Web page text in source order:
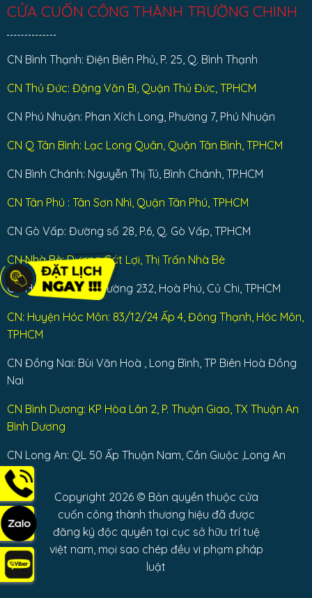
CỬA CUỐN CÔNG THÀNH TRƯỜNG CHINH
CN Bình Thạnh: Điện Biên Phủ, P. 25, Q. Bình Thạnh
CN Thủ Đức: Đặng Văn Bi, Quận Thủ Đức, TPHCM
CN Phú Nhuận: Phan Xích Long, Phường 7, Phú Nhuận
CN Q Tân Bình: Lạc Long Quân, Quận Tân Bình, TPHCM
CN Bình Chánh: Nguyễn Thị Tú, Bình Chánh, TP.HCM
CN Tân Phú : Tân Sơn Nhì, Quận Tân Phú, TPHCM
CN Gò Vấp: Đường số 28, P.6, Q. Gò Vấp, TPHCM
CN Nhà Bè: Dương Cát Lợi, Thị Trấn Nhà Bè
CN Huyện Củ Chi: Đường 232, Hoà Phú, Củ Chi, TPHCM
CN: Huyện Hóc Môn: 83/12/24 Ấp 4, Đông Thạnh, Hóc Môn,
TPHCM
CN Đồng Nai: Bùi Văn Hoà , Long Bình, TP Biên Hoà Đồng
Nai
CN Bình Dương: KP Hòa Lân 2, P. Thuận Giao, TX Thuận An
Bình Dương
CN Long An: QL 50 Ấp Thuận Nam, Cần Giuộc ,Long An
Copyright 2026 © Bản quyền thuộc cửa
cuốn công thành thương hiệu đã được
đăng ký độc quyền tại cục sở hữu trí tuệ
việt nam, mọi sao chép đều vi phạm pháp
luật